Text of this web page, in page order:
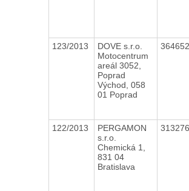
123/2013
DOVE s.r.o.
Motocentrum
areál 3052,
Poprad
Východ, 058
01 Poprad
122/2013
PERGAMON
s.r.o.
Chemická 1,
831 04
Bratislava